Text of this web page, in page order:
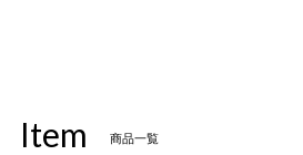
Item 商品一覧